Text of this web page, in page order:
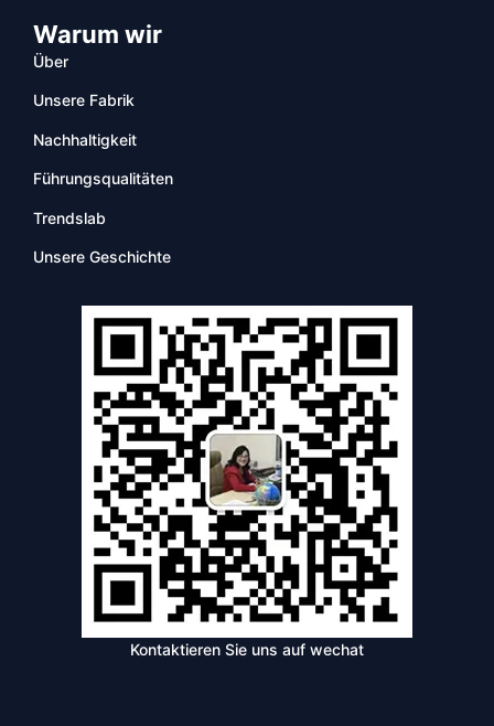
Warum wir
Über
Unsere Fabrik
Nachhaltigkeit
Führungsqualitäten
Trendslab
Unsere Geschichte
Kontaktieren Sie uns auf wechat